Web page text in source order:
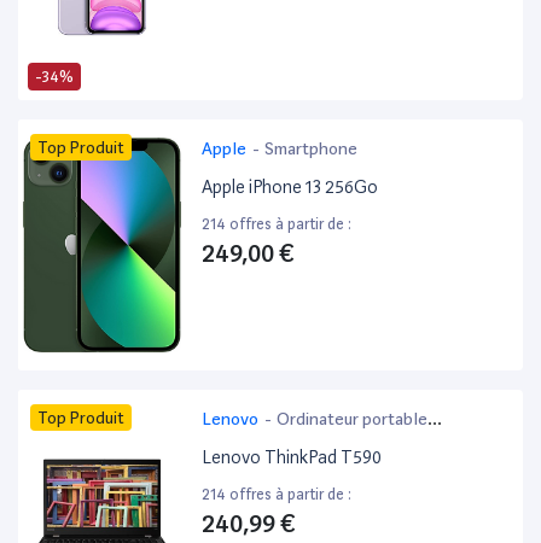
-34%
Top Produit Apple - Smartphone
Apple iPhone 13 256Go
214 offres à partir de :
249,00 €
Top Produit Lenovo - Ordinateur portable
bureautique
Lenovo ThinkPad T590
214 offres à partir de :
240,99 €